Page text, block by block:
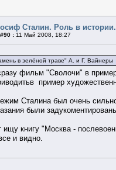
Сталин. Роль в истории.
: 11 Май 2008, 18:27
в зелёной траве" А. и Г. Вайнеры
фильм "Сволочи" в
пример
Сталина был очень
были
ищу книгу "Москва -
и видно.